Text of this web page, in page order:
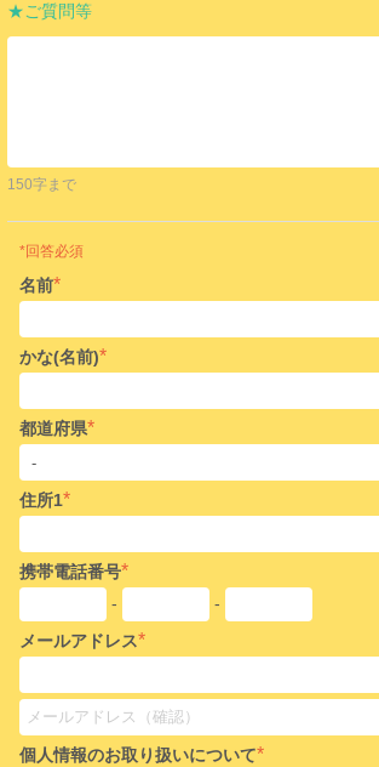
★ご質問等
150字まで
*回答必須
名前*
かな(名前)*
都道府県*
住所1*
携帯電話番号*
-
-
メールアドレス*
個人情報のお取り扱いについて*